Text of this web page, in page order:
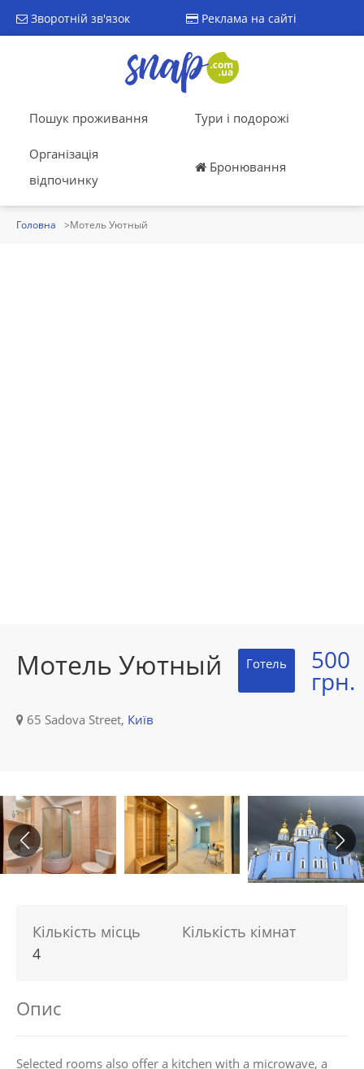
Зворотній зв'язок Реклама на сайті
Пошук проживання Тури і подорожі
Організація
відпочинку
Бронювання
Головна Мотель Уютный
Мотель Уютный Готель 500
грн.
65 Sadova Street, Київ
Кількість місць
4
Кількість кімнат
Опис
Selected rooms also offer a kitchen with a microwave, a